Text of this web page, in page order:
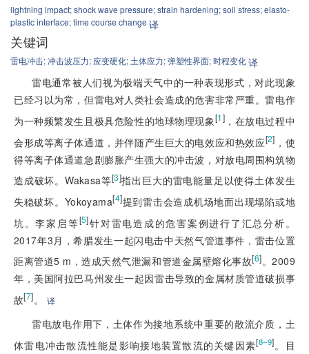
lightning impact;shock wave pressure;strain hardening;soil stress;elasto-
plastic interface;time course change 译
关键词
雷电冲击;冲击波压力; 应变硬化; 土体应力;弹塑性界面;时程变化译
雷电通常被人们视为极端天气中的一种表现形式，对此现象
已经习以为常，但雷电对人类社会造成的危害非常严重。雷电作
为一种频繁发生且极具危险性的地球物理现象[1]，在放电过程中
会形成等离子体通道，并伴随产生巨大的电效应和热效应[2] ，使
得等离子体通道急剧膨胀产生强大的冲击波，对放电周围构筑物
造成破坏。Wakasa等[3]指出巨大的雷电能量足以使得土体发生
失稳破坏。Yokoyama[4]提到雷击会造成机场地面出现塌陷或地
坑。李家启等[5]针对雷电造成的危害案例进行了汇总分析。
2017年3月，希腊发生一起闪电击中天然气管道事件，雷击位置
距离管道5 m，造成天然气泄漏和管道金属壁熔化事故[6]。2009
年，美国阿拉巴马州发生一起因雷击导致的金属材质管道破损事
故[7]。 译
雷电放电作用下，土体作为接地系统中重要的散流介质，土
体雷电冲击散流性能是影响接地装置散流的关键因素[8–9]。目